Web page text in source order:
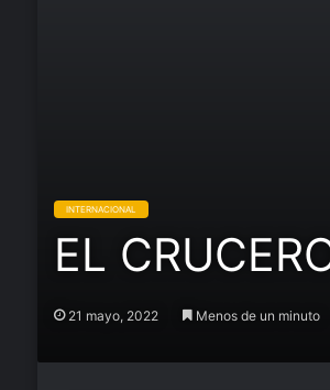
INTERNACIONAL
EL
21 mayo, 2022 Menos de un minuto